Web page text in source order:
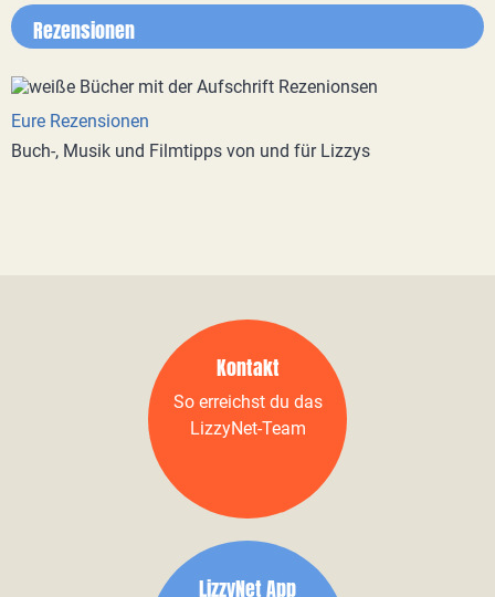
Rezensionen
Eure Rezensionen
Buch-, Musik und Filmtipps von und für Lizzys
Kontakt
So erreichst du das
LizzyNet-Team
LizzyNet App